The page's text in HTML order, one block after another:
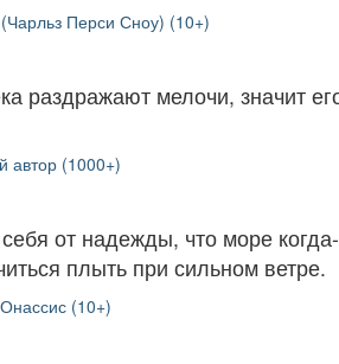
Перси Сноу) (10+)
раздражают мелочи, значит
автор (1000+)
от надежды, что море
плыть при сильном ветре.
(10+)